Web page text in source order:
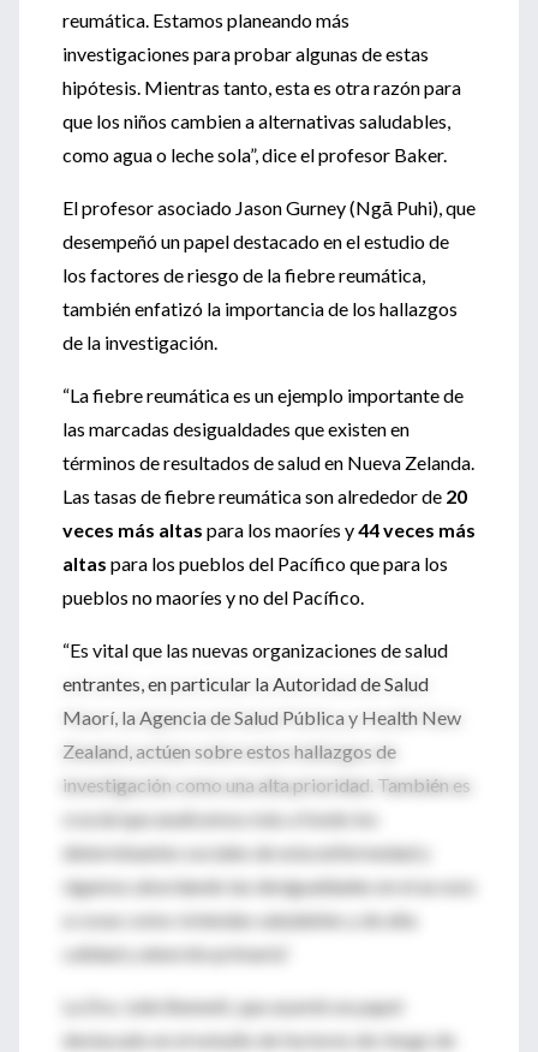
reumática. Estamos planeando más
investigaciones para probar algunas de estas
hipótesis. Mientras tanto, esta es otra razón para
que los niños cambien a alternativas saludables,
como agua o leche sola”, dice el profesor Baker.
El profesor asociado Jason Gurney (Ngā Puhi), que
desempeñó un papel destacado en el estudio de
los factores de riesgo de la fiebre reumática,
también enfatizó la importancia de los hallazgos
de la investigación.
“La fiebre reumática es un ejemplo importante de
las marcadas desigualdades que existen en
términos de resultados de salud en Nueva Zelanda.
Las tasas de fiebre reumática son alrededor de 20
veces más altas para los maoríes y44 veces más
altas para los pueblos del Pacífico que para los
pueblos no maoríes y no del Pacífico.
“Es vital que las nuevas organizaciones de salud
entrantes, en particular la Autoridad de Salud
Maorí, la Agencia de Salud Pública y Health New
Zealand, actúen sobre estos hallazgos de
investigación como una alta prioridad. También es
crucial que analicemos más a fondo los
determinantes sociales de esta enfermedad y
sigamos abordando las desigualdades en el acceso
a cosas como viviendas saludables y de alta
calidad y atención primaria”.
La Dra. Julie Bennett, que asumió un papel
destacado en el estudio de factores de riesgo de